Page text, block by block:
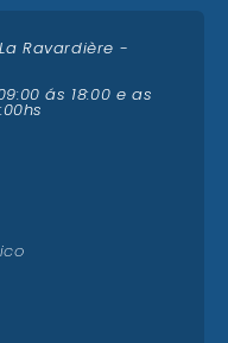
Ravardière -
ás 18:00 e as